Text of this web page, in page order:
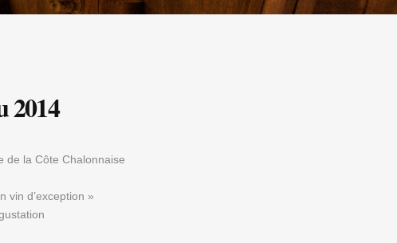
2014
de la Côte Chalonnaise
vin d’exception »